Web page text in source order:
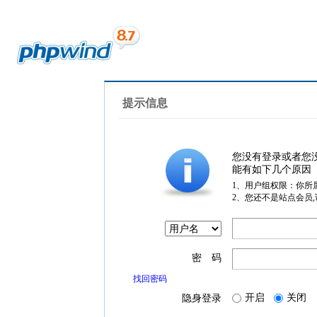
提示信息
您没有登录或者您
能有如下几个原因
1、用户组权限：你所
2、您还不是站点会员
密 码
找回密码
隐身登录 开启 关闭